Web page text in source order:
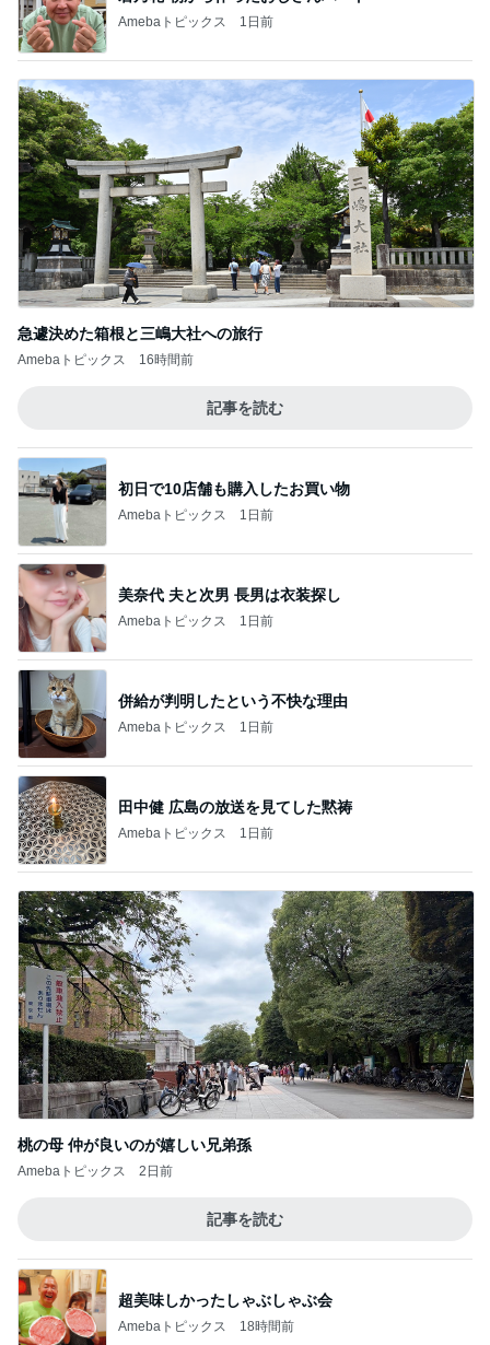
Amebaトピックス 1日前
急遽決めた箱根と三嶋大社への旅行
Amebaトピックス 16時間前
記事を読む
初日で10店舗も購入したお買い物
Amebaトピックス 1日前
美奈代 夫と次男 長男は衣装探し
Amebaトピックス 1日前
併給が判明したという不快な理由
Amebaトピックス 1日前
田中健 広島の放送を見てした黙祷
Amebaトピックス 1日前
桃の母 仲が良いのが嬉しい兄弟孫
Amebaトピックス 2日前
記事を読む
超美味しかったしゃぶしゃぶ会
Amebaトピックス 18時間前